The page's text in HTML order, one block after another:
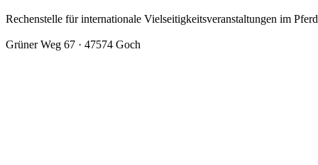
Rechenstelle für internationale Vielseitigkeitsveranstaltungen im
Grüner Weg 67 · 47574 Goch